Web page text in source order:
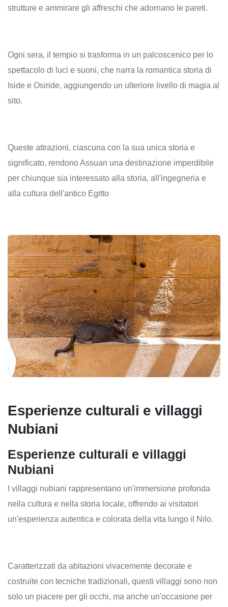
strutture e ammirare gli affreschi che adornano le pareti.
Ogni sera, il tempio si trasforma in un palcoscenico per lo
spettacolo di luci e suoni, che narra la romantica storia di
Iside e Osiride, aggiungendo un ulteriore livello di magia al
sito.
Queste attrazioni, ciascuna con la sua unica storia e
significato, rendono Assuan una destinazione imperdibile
per chiunque sia interessato alla storia, all'ingegneria e
alla cultura dell'antico Egitto
Esperienze culturali e villaggi
Nubiani
Esperienze culturali e villaggi
Nubiani
I villaggi nubiani rappresentano un'immersione profonda
nella cultura e nella storia locale, offrendo ai visitatori
un'esperienza autentica e colorata della vita lungo il Nilo.
Caratterizzati da abitazioni vivacemente decorate e
costruite con tecniche tradizionali, questi villaggi sono non
solo un piacere per gli occhi, ma anche un'occasione per